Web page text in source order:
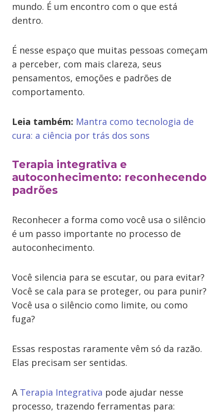
mundo. É um encontro com o que está
dentro.
É nesse espaço que muitas pessoas começam
a perceber, com mais clareza, seus
pensamentos, emoções e padrões de
comportamento.
Leia também: Mantra como tecnologia de
cura: a ciência por trás dos sons
Terapia integrativa e
autoconhecimento: reconhecendo
padrões
Reconhecer a forma como você usa o silêncio
é um passo importante no processo de
autoconhecimento.
Você silencia para se escutar, ou para evitar?
Você se cala para se proteger, ou para punir?
Você usa o silêncio como limite, ou como
fuga?
Essas respostas raramente vêm só da razão.
Elas precisam ser sentidas.
A Terapia Integrativa pode ajudar nesse
processo, trazendo ferramentas para: